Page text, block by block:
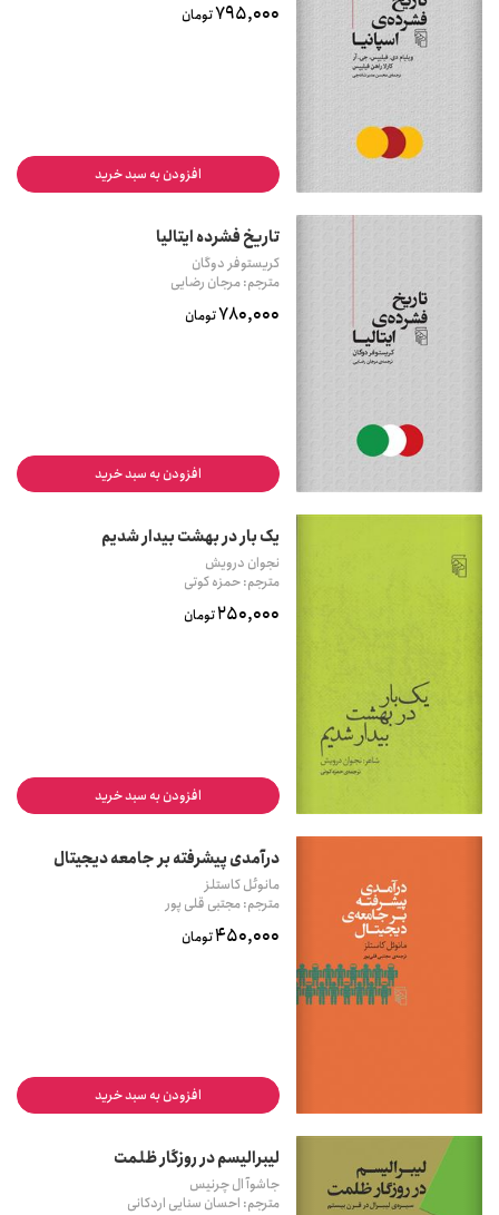
795,000تومان
افزودن به سبد خرید
تاریخ فشرده ایتالیا
کریستوفر دوگان
مترجم: مرجان رضایی
780,000تومان
افزودن به سبد خرید
یک بار در بهشت بیدار شدیم
نجوان درویش
مترجم: حمزه کوتی
250,000تومان
افزودن به سبد خرید
درآمدی پیشرفته بر جامعه دیجیتال
مانوئل کاستلز
مترجم: مجتبی قلی پور
450,000تومان
افزودن به سبد خرید
لیبرالیسم در روزگار ظلمت
جاشوآ ال چرنیس
مترجم: احسان سنایی اردکانی